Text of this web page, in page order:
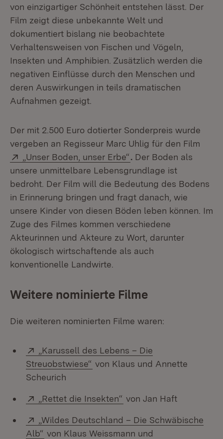
von einzigartiger Schönheit entstehen lässt. Der
Film zeigt diese unbekannte Welt und
dokumentiert bislang nie beobachtete
Verhaltensweisen von Fischen und Vögeln,
Insekten und Amphibien. Zusätzlich werden die
negativen Einflüsse durch den Menschen und
deren Auswirkungen in teils dramatischen
Aufnahmen gezeigt.
Der mit 2.500 Euro dotierter Sonderpreis wurde
vergeben an Regisseur Marc Uhlig für den Film
Extern:
„Unser Boden, unser Erbe“ (Öffnet in neuem
. Der Boden als
unsere unmittelbare Lebensgrundlage ist
bedroht. Der Film will die Bedeutung des Bodens
in Erinnerung bringen und fragt danach, wie
unsere Kinder von diesen Böden leben können. Im
Zuge des Filmes kommen verschiedene
Akteurinnen und Akteure zu Wort, darunter
ökologisch wirtschaftende als auch
konventionelle Landwirte.
Weitere nominierte Filme
Die weiteren nominierten Filme waren:
Extern:
„Karussell des Lebens – Die
Streuobstwiese“ (Öffnet in neuem Fenster)
von Klaus und Annette
Scheurich
Extern:
„Rettet die Insekten“ (Öffnet in neuem
von Jan Haft
Extern:
„Wildes Deutschland – Die Schwäbische
Alb“ (Öffnet in neuem Fenster)
von Klaus Weissmann und